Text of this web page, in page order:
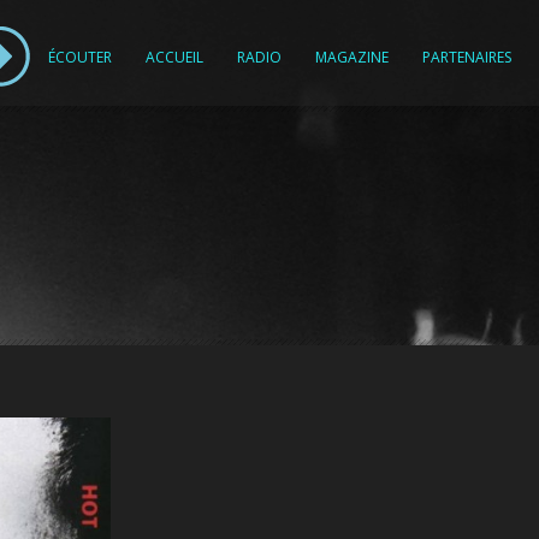
ÉCOUTER ACCUEIL RADIO MAGAZINE PARTENAIRES